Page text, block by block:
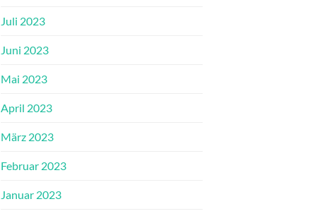
Juli 2023
Juni 2023
Mai 2023
April 2023
März 2023
Februar 2023
Januar 2023